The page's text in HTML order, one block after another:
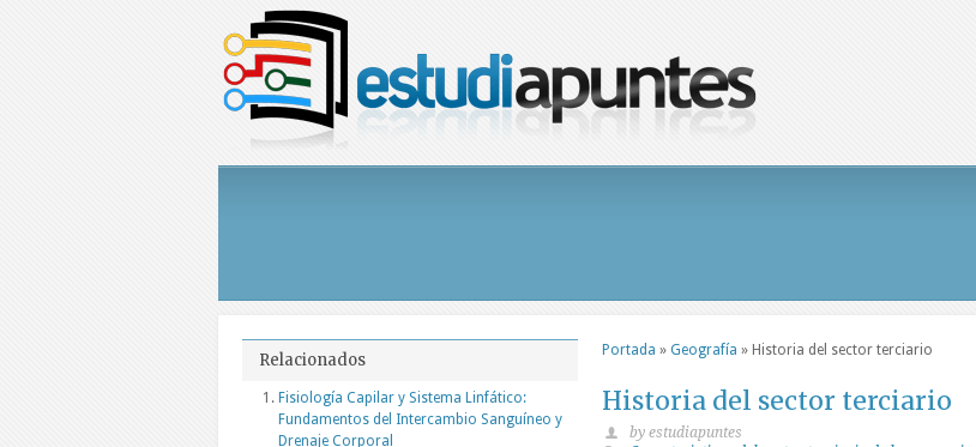
Portada » Geografía » Historia del sector terciario
Historia del sector terciario
by estudiapuntes
Relacionados
Fisiología Capilar y Sistema Linfático:
Fundamentos del Intercambio Sanguíneo y
Drenaje Corporal